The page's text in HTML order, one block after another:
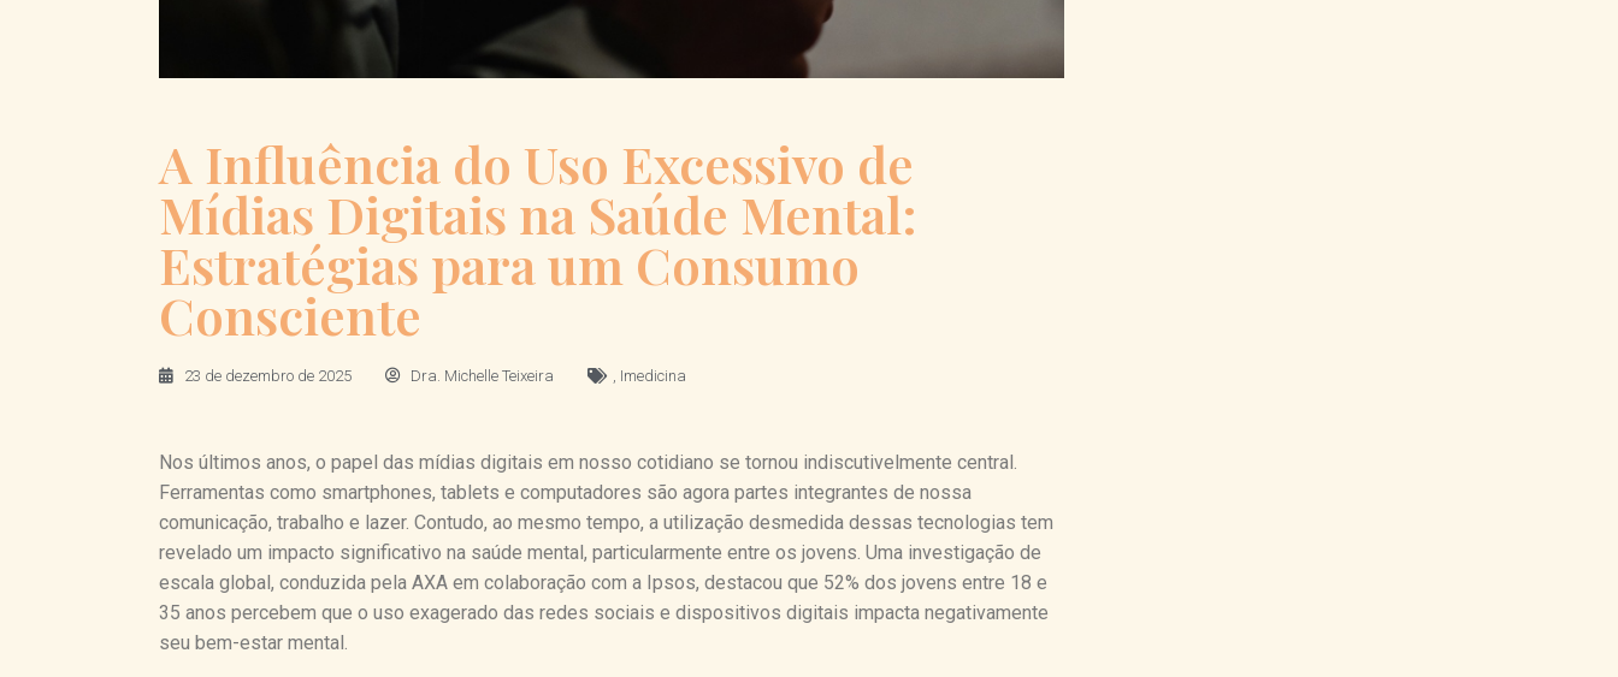
A Influência do Uso Excessivo de
Mídias Digitais na Saúde Mental:
Estratégias para um Consumo
Consciente
23 de dezembro de 2025 Dra. Michelle Teixeira , Imedicina
Nos últimos anos, o papel das mídias digitais em nosso cotidiano se tornou indiscutivelmente central.
Ferramentas como smartphones, tablets e computadores são agora partes integrantes de nossa
comunicação, trabalho e lazer. Contudo, ao mesmo tempo, a utilização desmedida dessas tecnologias tem
revelado um impacto significativo na saúde mental, particularmente entre os jovens. Uma investigação de
escala global, conduzida pela AXA em colaboração com a Ipsos, destacou que 52% dos jovens entre 18 e
35 anos percebem que o uso exagerado das redes sociais e dispositivos digitais impacta negativamente
seu bem-estar mental.